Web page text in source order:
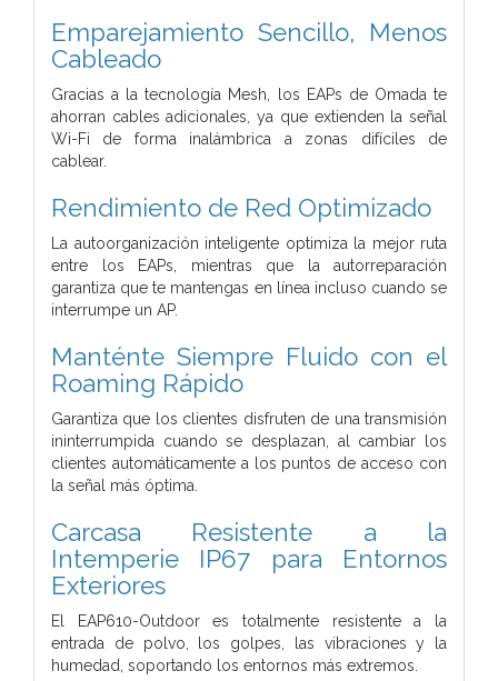
Emparejamiento Sencillo, Menos
Cableado
Gracias a la tecnología Mesh, los EAPs de Omada te
ahorran cables adicionales, ya que extienden la señal
Wi-Fi de forma inalámbrica a zonas difíciles de
cablear.
Rendimiento de Red Optimizado
La autoorganización inteligente optimiza la mejor ruta
entre los EAPs, mientras que la autorreparación
garantiza que te mantengas en línea incluso cuando se
interrumpe un AP.
Manténte Siempre Fluido con el
Roaming Rápido
Garantiza que los clientes disfruten de una transmisión
ininterrumpida cuando se desplazan, al cambiar los
clientes automáticamente a los puntos de acceso con
la señal más óptima.
Carcasa Resistente a la
Intemperie IP67 para Entornos
Exteriores
El EAP610-Outdoor es totalmente resistente a la
entrada de polvo, los golpes, las vibraciones y la
humedad, soportando los entornos más extremos.